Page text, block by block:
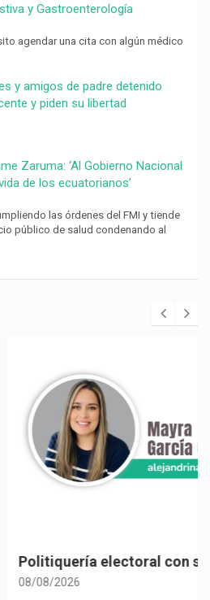
y Gastroenterología
agendar una cita con algún médico
y amigos de padre detenido
y piden su libertad
Zaruma: ‘Al Gobierno Nacional
de los ecuatorianos’
las órdenes del FMI y tiende
público de salud condenando al
con sabor a café